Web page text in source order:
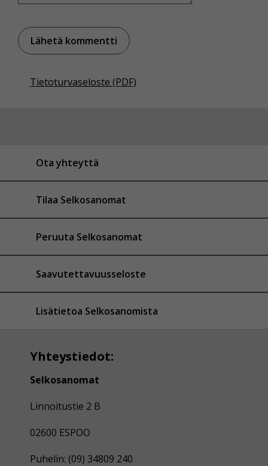
Tietoturvaseloste (PDF)
Ota yhteyttä
Tilaa Selkosanomat
Peruuta Selkosanomat
Saavutettavuusseloste
Lisätietoa Selkosanomista
Yhteystiedot:
Selkosanomat
Linnoitustie 2 B
02600 ESPOO
Puhelin: (09) 34809 240